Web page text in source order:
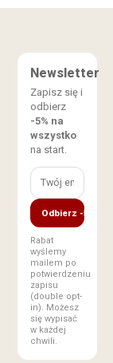
Newsletter
Zapisz się i
odbierz
-5% na
wszystko
na start.
Odbierz -5%
Rabat
wyślemy
mailem po
potwierdzeniu
zapisu
(double opt-
in). Możesz
się wypisać
w każdej
chwili.